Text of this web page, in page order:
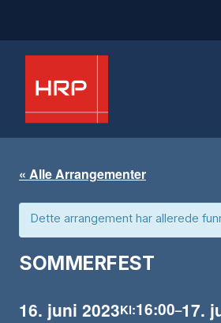
« Alle Arrangementer
Dette arrangement har allerede
SOMMERFEST
16. juni 2023Kl:16:00–17.